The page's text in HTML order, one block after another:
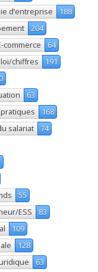
d’entreprise
188
204
commerce
64
chiffres
191
63
168
salariat
74
55
ESS
83
109
128
63